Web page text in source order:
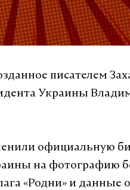
писателем
Украины
официальную
на фотографию
«Родни» и данные